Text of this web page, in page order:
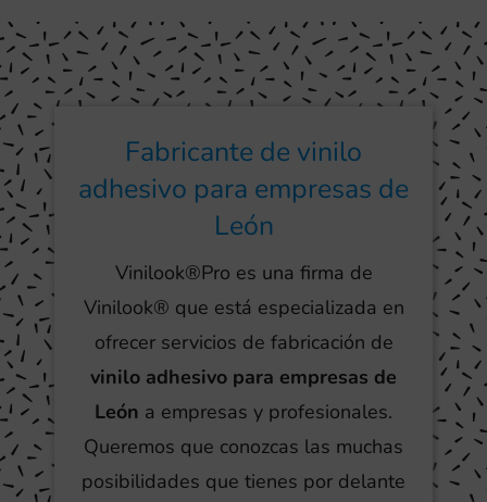
Fabricante de vinilo
adhesivo para empresas de
León
Vinilook®Pro es una firma de
Vinilook® que está especializada en
ofrecer servicios de fabricación de
vinilo adhesivo para empresas de
León a empresas y profesionales.
Queremos que conozcas las muchas
posibilidades que tienes por delante